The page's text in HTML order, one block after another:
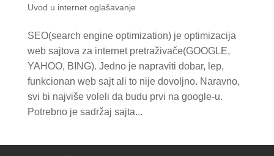
Uvod u internet oglašavanje
SEO(search engine optimization) je optimizacija
web sajtova za internet pretraživače(GOOGLE,
YAHOO, BING). Jedno je napraviti dobar, lep,
funkcionan web sajt ali to nije dovoljno. Naravno,
svi bi najviše voleli da budu prvi na google-u.
Potrebno je sadržaj sajta...